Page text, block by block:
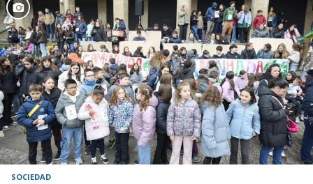
SOCIEDAD